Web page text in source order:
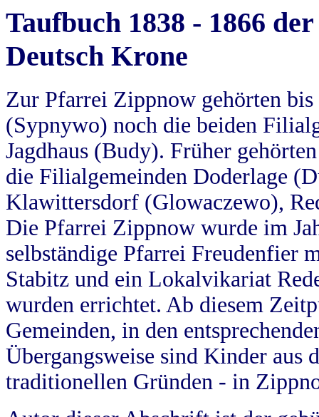
Taufbuch 1838 - 1866
Deutsch Krone
Zur Pfarrei Zippnow gehörten
(Sypnywo) noch die beiden
Jagdhaus (Budy). Früher
die Filialgemeinden Doderlage
Klawittersdorf (Glowaczewo),
Die Pfarrei Zippnow wurde im
selbständige Pfarrei Freudenfier
Stabitz und ein Lokalvikariat
wurden errichtet. Ab diesem
Gemeinden, in den
Übergangsweise sind Kinder aus
traditionellen Gründen - in